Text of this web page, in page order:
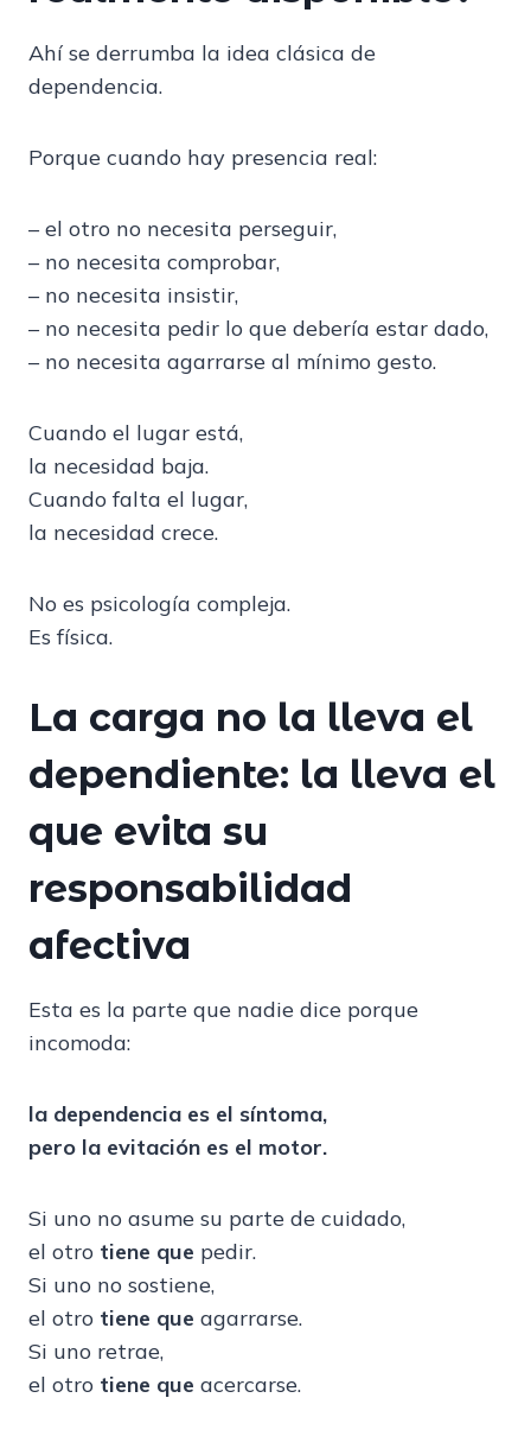
Ahí se derrumba la idea clásica de
dependencia.
Porque cuando hay presencia real:
– el otro no necesita perseguir,
– no necesita comprobar,
– no necesita insistir,
– no necesita pedir lo que debería estar dado,
– no necesita agarrarse al mínimo gesto.
Cuando el lugar está,
la necesidad baja.
Cuando falta el lugar,
la necesidad crece.
No es psicología compleja.
Es física.
La carga no la lleva el
dependiente: la lleva el
que evita su
responsabilidad
afectiva
Esta es la parte que nadie dice porque
incomoda:
la dependencia es el síntoma,
pero la evitación es el motor.
Si uno no asume su parte de cuidado,
el otro tiene que pedir.
Si uno no sostiene,
el otro tiene que agarrarse.
Si uno retrae,
el otro tiene que acercarse.